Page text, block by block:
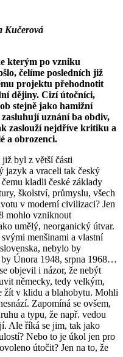
Kučerová
kterým po vzniku
čelíme posledních již
projektu přehodnotit
dějiny. Cizí útočníci,
stejně jako hamižní
uznání ba obdiv,
zaslouží nejdříve kritiku a
a obrozenci.
byl z větší části
jazyk a vraceli tak český
kladli české základy
školství, průmyslu, všech
v moderní civilizaci? Jen
mohlo vzniknout
umělý, neorganický útvar.
menšinami a vlastní
nebylo by
Února 1948, srpna 1968…
objevil i názor, že nebýt
německy, tedy velkým,
žít v klidu a blahobytu. Mohli
Zapomíná se ovšem,
a typu, že např. vedou
Ale říká se jim, tak jako
Nebo to je úkol jen pro
útočit? Jen na to, že